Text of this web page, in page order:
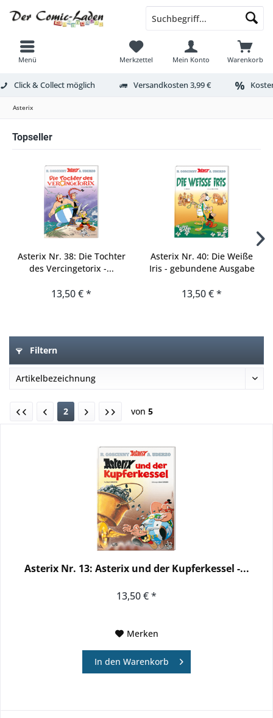
Menü Warenkorb
Merkzettel Mein Konto
Click & Collect möglich Versandkosten 3,99 €
Asterix
Topseller
Asterix Nr. 38: Die Tochter
des Vercingetorix -...
13,50 € *
Asterix Nr. 40: Die Weiße
Iris - gebundene Ausgabe
13,50 € *
Filtern
2 von 5
Asterix Nr. 13: Asterix und der Kupferkessel -...
13,50 € *
Merken
In den Warenkorb